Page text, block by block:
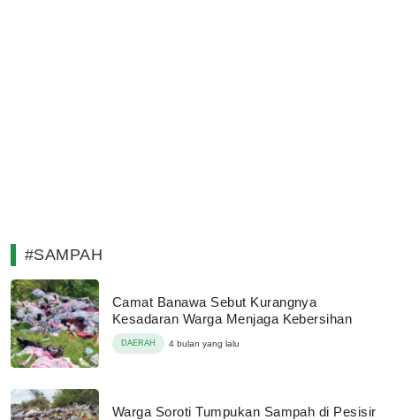
#SAMPAH
Camat Banawa Sebut Kurangnya
Kesadaran Warga Menjaga Kebersihan
DAERAH 4 bulan yang lalu
Warga Soroti Tumpukan Sampah di Pesisir